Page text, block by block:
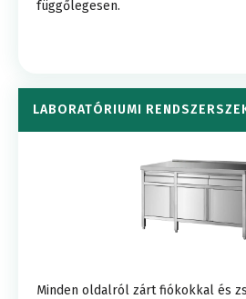
függőlegesen.
LABORATÓRIUMI
Minden oldalról zárt fiókokkal és